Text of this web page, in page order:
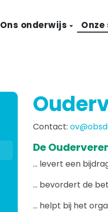
Ons onderwijs
Contact:
De
… levert een
… bevordert de
… helpt bij het